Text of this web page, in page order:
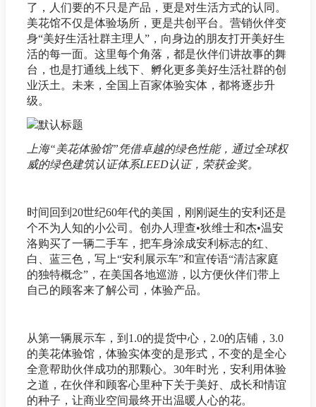
了，人们要的不只是产品，更是对生活方式的认同。
美花馆不仅是体验场所，更是共创平台。营销伙伴变
身“美好生活社群主理人”，向身边的朋友打开美好生
活的每一面。这里每个角落，都是伙伴们讲故事的舞
台，也是打通线上线下、孵化更多美好生活社群的创
业沃土。未来，全国上百家体验实体，都将逐步升
级。
上海“美花体验馆”凭借卓越的绿色性能，通过全球权
威的绿色建筑认证体系LEED认证，荣获金奖。
时间回到20世纪60年代的美国，刚刚诞生的安利还是
个不为人知的小公司。创办人理查•狄维士和杰•温安
洛购买了一辆二手车，把车身涂成安利标志的红、
白、蓝三色，写上“安利展示车”和宣传语“清洁家庭
的独特概念”，在美国各地巡游，以方便伙伴们带上
自己的顾客来了解公司，体验产品。
从第一辆展示车，到1.0的提货中心，2.0的店铺，3.0
的美花体验馆，体验实体变的是形式，不变的是全心
全意帮助伙伴成功的那颗心。30年时光，安利用体验
之道，在伙伴和顾客心里种下关于美好、成长和情谊
的种子，让商业空间最终开出温暖人心的花。